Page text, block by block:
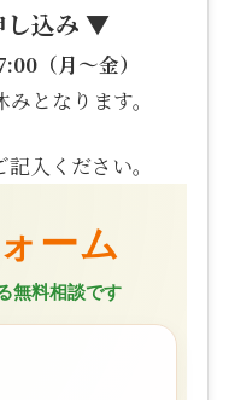
し込み ▼
（月〜金）
となります。
入ください。
ーム
無料相談です